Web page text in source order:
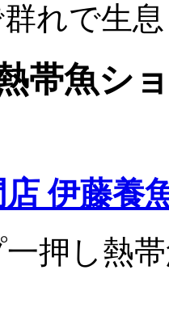
れで生
帯魚シ
伊藤養
押し熱